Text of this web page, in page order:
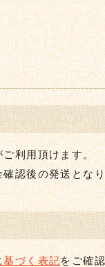
利用頂けます。
認後の発送とな
基づく表記をご確